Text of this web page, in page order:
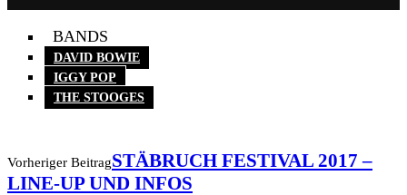
BANDS
DAVID BOWIE
IGGY POP
THE STOOGES
Vorheriger BeitragSTÄBRUCH FESTIVAL 2017 –
LINE-UP UND INFOS